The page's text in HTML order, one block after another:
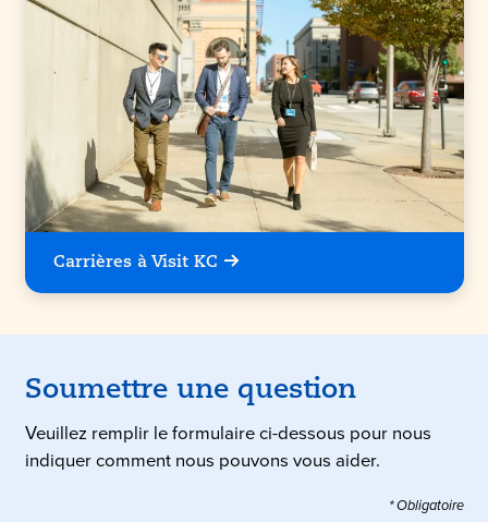
Carrières à Visit KC
Soumettre une question
Veuillez remplir le formulaire ci-dessous pour nous
indiquer comment nous pouvons vous aider.
* Obligatoire